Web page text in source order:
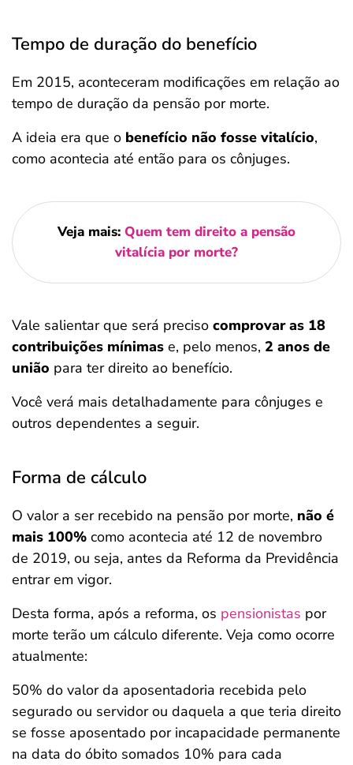
Tempo de duração do benefício
Em 2015, aconteceram modificações em relação ao
tempo de duração da pensão por morte.
A ideia era que o benefício não fosse vitalício,
como acontecia até então para os cônjuges.
Veja mais: Quem tem direito a pensão
vitalícia por morte?
Vale salientar que será preciso comprovar as 18
contribuições mínimas e, pelo menos, 2 anos de
união para ter direito ao benefício.
Você verá mais detalhadamente para cônjuges e
outros dependentes a seguir.
Forma de cálculo
O valor a ser recebido na pensão por morte, não é
mais 100% como acontecia até 12 de novembro
de 2019, ou seja, antes da Reforma da Previdência
entrar em vigor.
Desta forma, após a reforma, os pensionistas por
morte terão um cálculo diferente. Veja como ocorre
atualmente:
50% do valor da aposentadoria recebida pelo
segurado ou servidor ou daquela a que teria direito
se fosse aposentado por incapacidade permanente
na data do óbito somados 10% para cada